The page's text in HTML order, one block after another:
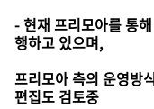
- 현재 프리모아를 통
행하고 있으며,
프리모아 측의 운영방
편집도 검토중